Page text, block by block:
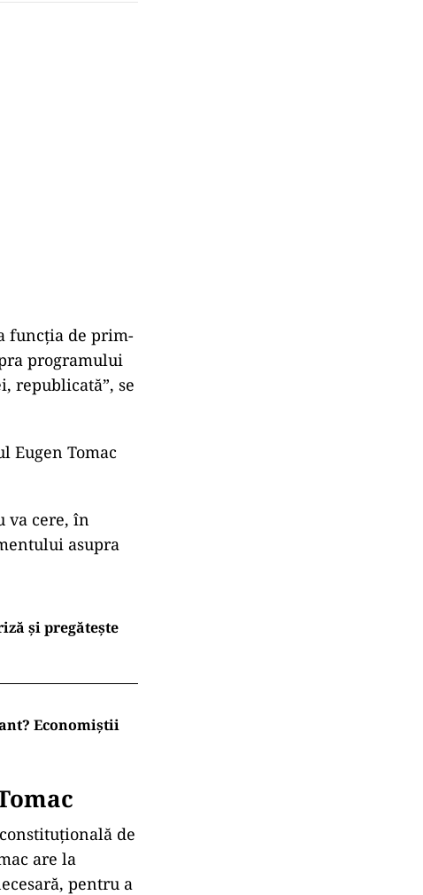
funcția de prim-
programului
republicată”, se
Eugen Tomac
va cere, în
asupra
și pregătește
Economiștii
de
are la
pentru a